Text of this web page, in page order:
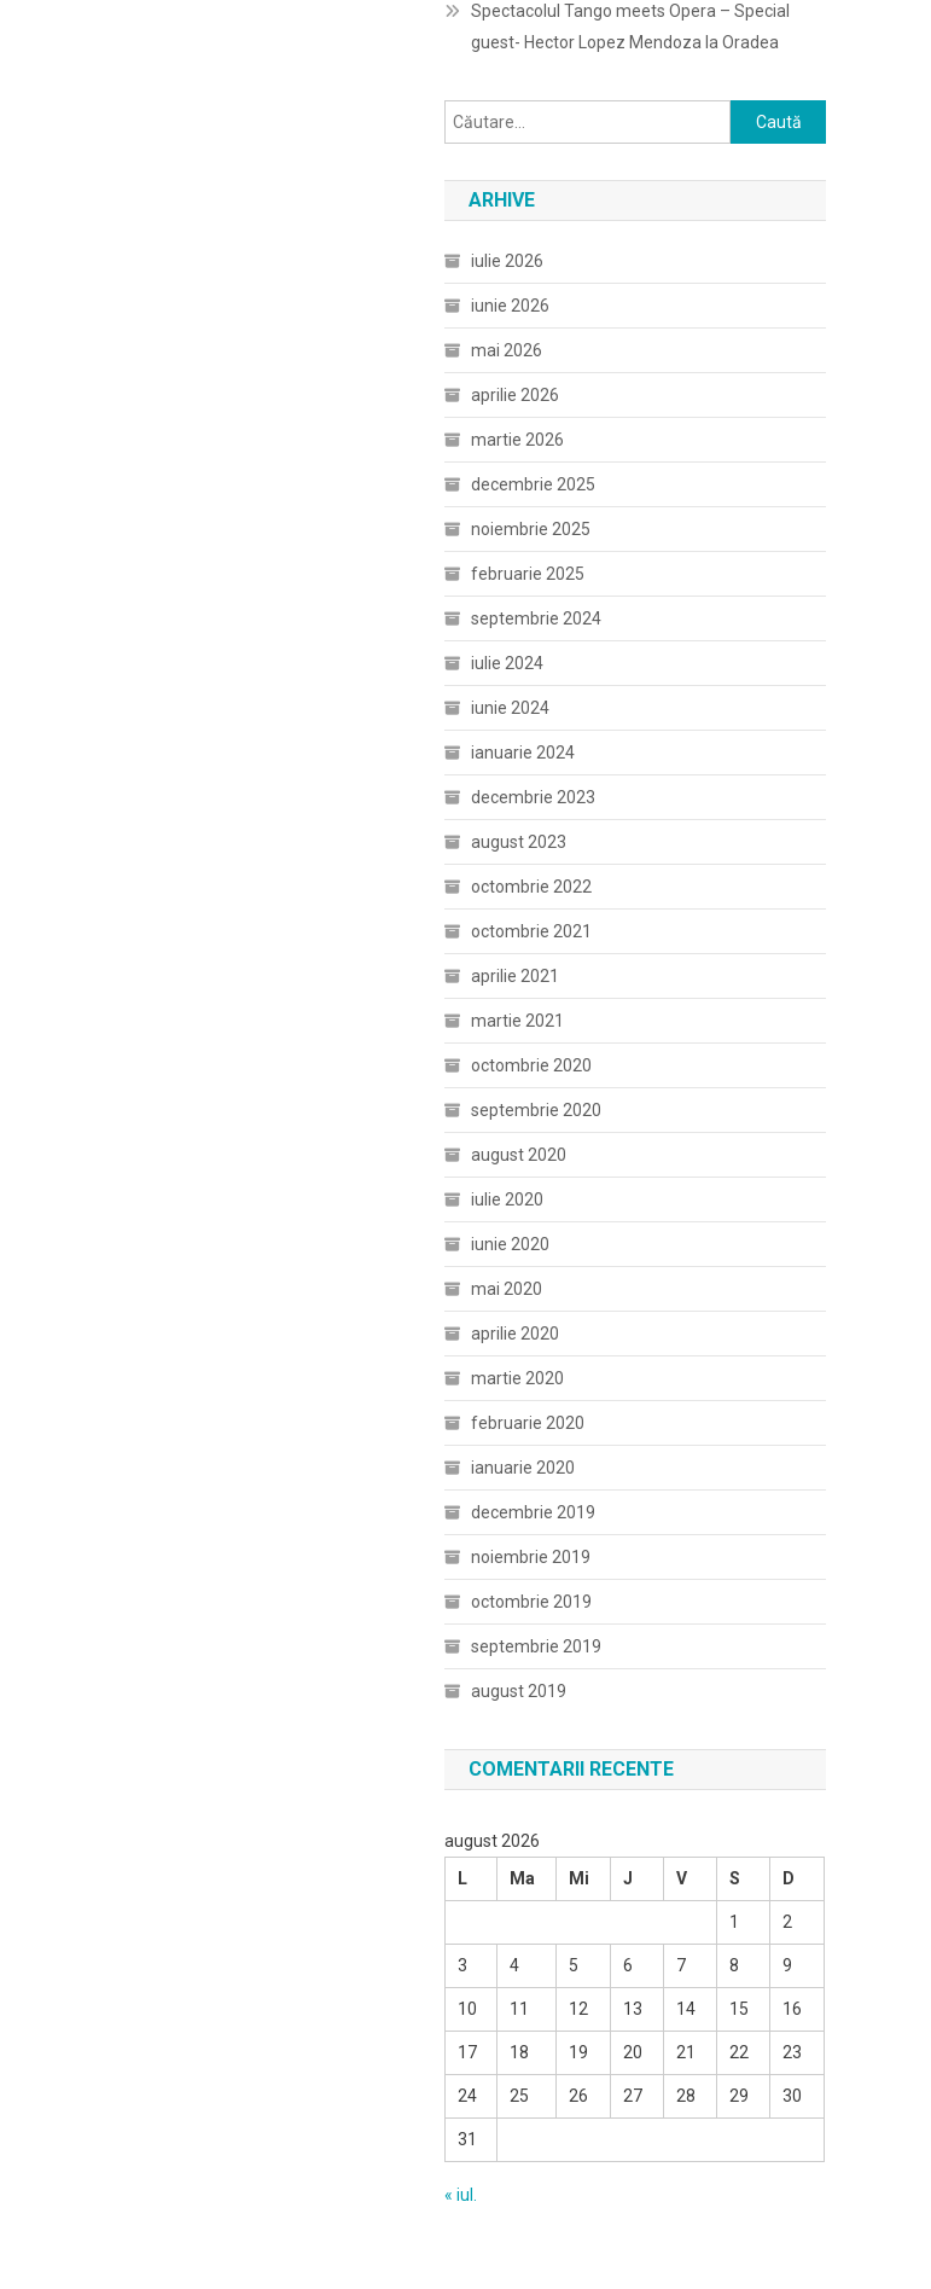
Spectacolul Tango meets Opera – Special
guest- Hector Lopez Mendoza la Oradea
Caută
după:
ARHIVE
iulie 2026
iunie 2026
mai 2026
aprilie 2026
martie 2026
decembrie 2025
noiembrie 2025
februarie 2025
septembrie 2024
iulie 2024
iunie 2024
ianuarie 2024
decembrie 2023
august 2023
octombrie 2022
octombrie 2021
aprilie 2021
martie 2021
octombrie 2020
septembrie 2020
august 2020
iulie 2020
iunie 2020
mai 2020
aprilie 2020
martie 2020
februarie 2020
ianuarie 2020
decembrie 2019
noiembrie 2019
octombrie 2019
septembrie 2019
august 2019
COMENTARII RECENTE
august 2026
L
Ma Mi J V S D
1 2
3 4 5 6 7 8 9
10 11 12 13 14 15 16
17 18 19 20 21 22 23
24 25 26 27 28 29 30
31
« iul.